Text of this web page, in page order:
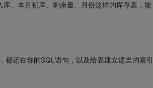
、本月初库、剩余量、月份这样的库存表，能
还在你的SQL语句，以及给表建立适当的索引